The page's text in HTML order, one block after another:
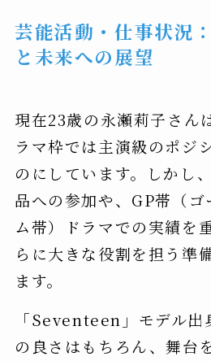
芸能活動・仕事状況
と未来への展望
現在23歳の永瀬莉子さん
ラマ枠では主演級のポジ
のにしています。しかし
品への参加や、GP帯（ゴ
ム帯）ドラマでの実績を
らに大きな役割を担う準
ます。
「Seventeen」モデル出
の良さはもちろん、舞台